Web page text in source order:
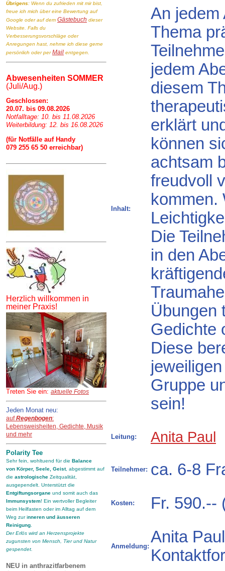
Übrigens: Wenn du zufrieden mit mir bist,
freue ich mich über eine Bewertung auf
Google oder auf dem Gästebuch dieser
Website. Falls du
Verbesserungsvorschläge oder
Anregungen hast, nehme ich diese gerne
persönlich oder perMail entgegen.
Abwesenheiten SOMMER
(Juli/Aug.)
Geschlossen:
20.07. bis 09.08.2026
Notfalltage: 10. bis 11.08.2026
Weiterbildung: 12. bis 16.08.2026
(für Notfälle auf Handy
079 255 65 50 erreichbar)
Herzlich willkommen in
meiner Praxis!
Treten Sie ein: aktuelle Fotos
Jeden Monat neu:
aufRegenbogen:
Lebensweisheiten, Gedichte, Musik
und mehr
Polarity Tee
Sehr fein, wohltuend für die Balance
von Körper, Seele, Geist, abgestimmt auf
die astrologische Zeitqualität,
ausgependelt. Unterstützt die
Entgiftungsorgane und somit auch das
Immunsystem! Ein wertvoller Begleiter
beim Heilfasten oder im Alltag auf dem
Weg zur inneren und äusseren
Reinigung.
Der Erlös wird an Herzensprojekte
zugunsten von Mensch, Tier und Natur
gespendet.
NEU in anthrazitfarbenem
Inhalt:
An jedem
Thema
jedem
diesem
erklärt
können
achtsam
freudvoll
kommen.
Die
in den
Übungen
Gedichte
Diese
Gruppe
sein!
Leitung: Anita Paul
Teilnehmer: ca. 6-8
Kosten: Fr. 590.--
Anmeldung:
Anita